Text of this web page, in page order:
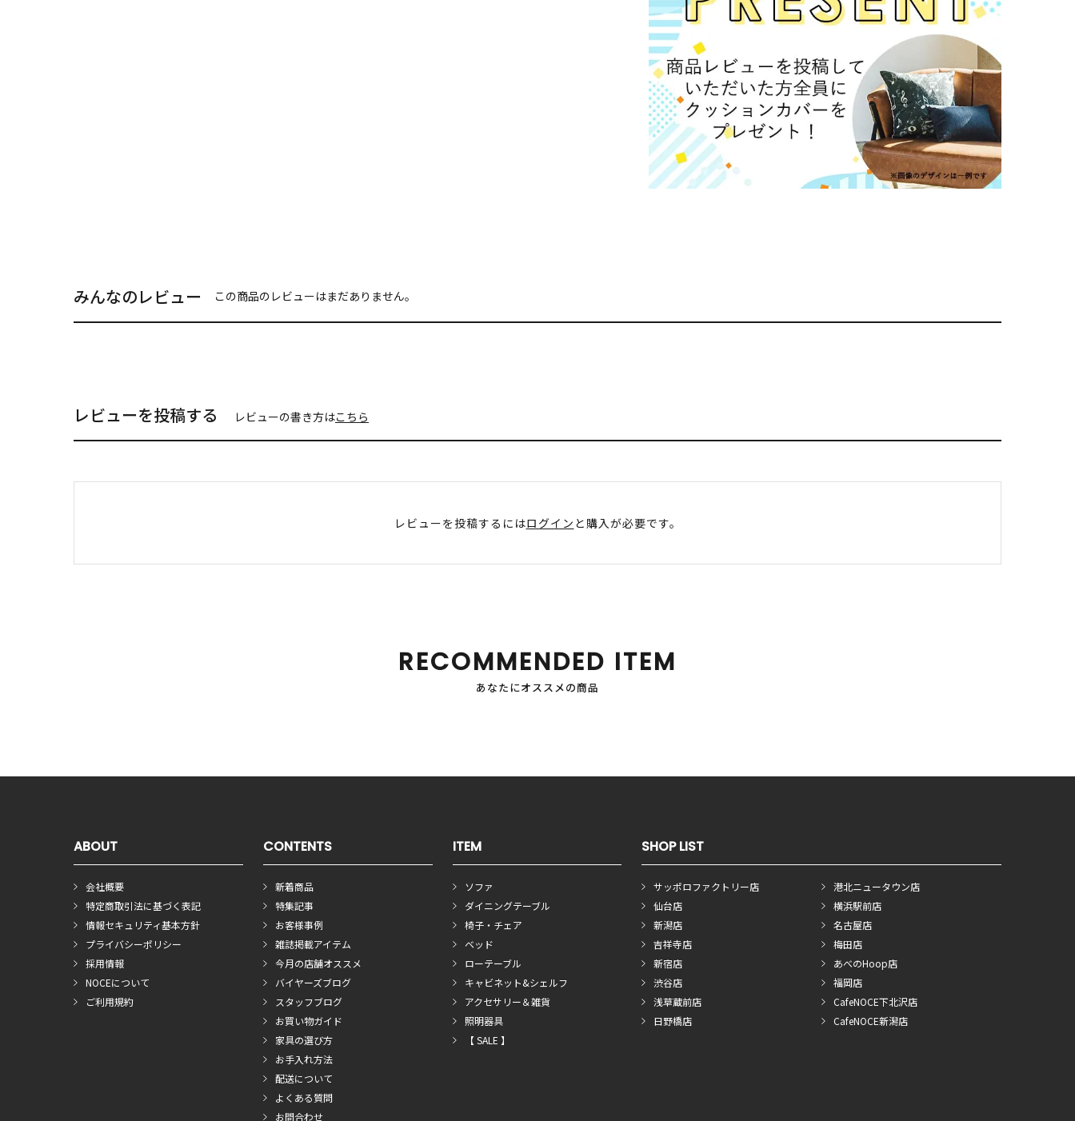
みんなのレビュー この商品のレビューはまだありません。
レビューを投稿する レビューの書き方はこちら
レビューを投稿するにはログイン と購入が必要です。
RECOMMENDED ITEM
あなたにオススメの商品
ABOUT
会社概要
特定商取引法に基づく表記
情報セキュリティ基本方針
プライバシーポリシー
採用情報
NOCEについて
ご利用規約
CONTENTS
新着商品
特集記事
お客様事例
雑誌掲載アイテム
今月の店舗オススメ
バイヤーズブログ
スタッフブログ
お買い物ガイド
家具の選び方
お手入れ方法
配送について
よくある質問
お問合わせ
ITEM
ソファ
ダイニングテーブル
椅子・チェア
ベッド
ローテーブル
キャビネット&シェルフ
アクセサリー＆雑貨
照明器具
【 SALE 】
SHOP LIST
サッポロファクトリー店
仙台店
新潟店
吉祥寺店
新宿店
渋谷店
浅草蔵前店
日野橋店
港北ニュータウン店
横浜駅前店
名古屋店
梅田店
あべのHoop店
福岡店
CafeNOCE下北沢店
CafeNOCE新潟店